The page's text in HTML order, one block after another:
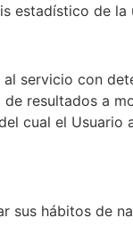
estadístico de
servicio con
resultados a
cual el
hábitos de